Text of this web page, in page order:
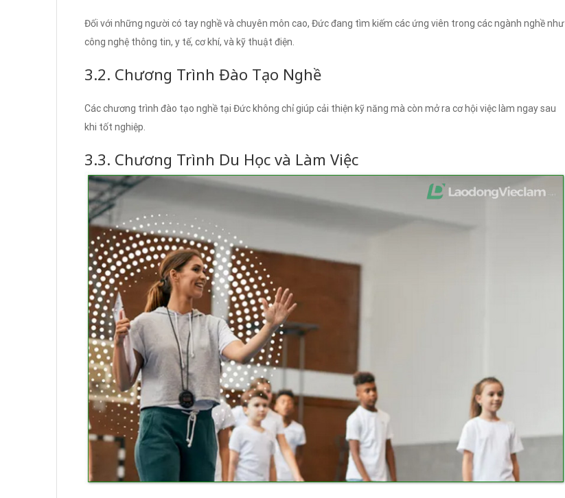
Đối với những người có tay nghề và chuyên môn cao, Đức đang tìm kiếm các ứng viên trong các ngành nghề như
công nghệ thông tin, y tế, cơ khí, và kỹ thuật điện.
3.2. Chương Trình Đào Tạo Nghề
Các chương trình đào tạo nghề tại Đức không chỉ giúp cải thiện kỹ năng mà còn mở ra cơ hội việc làm ngay sau
khi tốt nghiệp.
3.3. Chương Trình Du Học và Làm Việc